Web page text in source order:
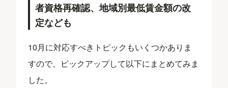
者資格再確認、地域別最低賃金額の改
定なども
10月に対応すべきトピックもいくつかありま
すので、ピックアップして以下にまとめてみま
した。